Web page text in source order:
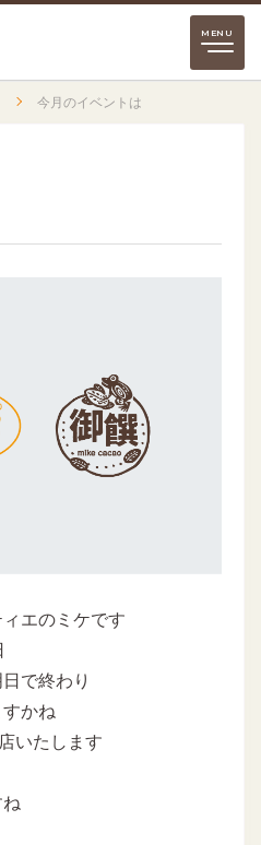
今月のイベントは
エのミケです
で終わり
かね
いたします